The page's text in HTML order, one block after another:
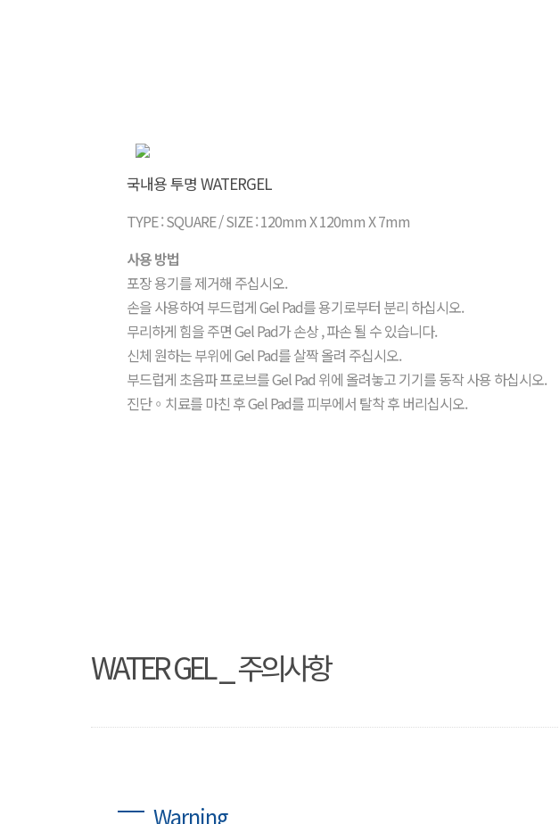
국내용 투명 WATERGEL
TYPE : SQUARE / SIZE : 120mm X 120mm X 7mm
사용 방법
포장 용기를 제거해 주십시오.
손을 사용하여 부드럽게 Gel Pad를 용기로부터 분리 하십시오.
무리하게 힘을 주면 Gel Pad가 손상 , 파손 될 수 있습니다.
신체 원하는 부위에 Gel Pad를 살짝 올려 주십시오.
부드럽게 초음파 프로브를 Gel Pad 위에 올려놓고 기기를 동작 사용 하십시오.
진단◦치료를 마친 후 Gel Pad를 피부에서 탈착 후 버리십시오.
WATER GEL _ 주의사항
Warning